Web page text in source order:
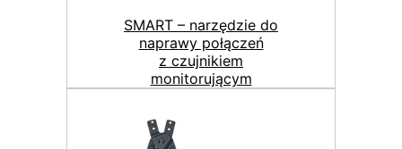
SMART – narzędzie do
naprawy połączeń
z czujnikiem
monitorującym